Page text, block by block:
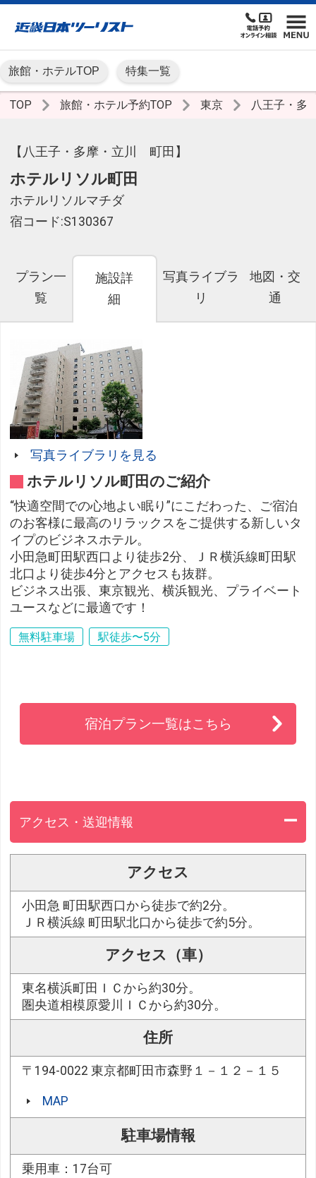
旅館・ホテルTOP 特集一覧
TOP 旅館・ホテル予約TOP 東京 八王子・多
【八王子・多摩・立川 町田】
ホテルリソル町田
ホテルリソルマチダ
宿コード:S130367
プラン一
覧
施設詳
細
写真ライブラ
リ
地図・交
通
写真ライブラリを見る
ホテルリソル町田のご紹介
“快適空間での心地よい眠り”にこだわった、ご宿泊
のお客様に最高のリラックスをご提供する新しいタ
イプのビジネスホテル。
小田急町田駅西口より徒歩2分、ＪＲ横浜線町田駅
北口より徒歩4分とアクセスも抜群。
ビジネス出張、東京観光、横浜観光、プライベート
ユースなどに最適です！
無料駐車場 駅徒歩〜5分
宿泊プラン一覧はこちら
アクセス・送迎情報
アクセス
小田急 町田駅西口から徒歩で約2分。
ＪＲ横浜線 町田駅北口から徒歩で約5分。
アクセス（車）
東名横浜町田ＩＣから約30分。
圏央道相模原愛川ＩＣから約30分。
住所
〒194-0022 東京都町田市森野１－１２－１５
MAP
駐車場情報
乗用車：17台可